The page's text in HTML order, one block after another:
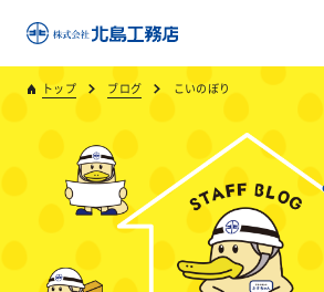
トップ ブログ こいのぼり
トップ
キタジマのものづく
重量木骨造SE構法